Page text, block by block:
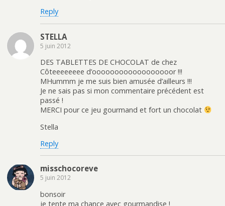
Reply
STELLA
5 juin 2012
DES TABLETTES DE CHOCOLAT de chez
Côteeeeeeee d’oooooooooooooooooor !!!
MHummm je me suis bien amusée d’ailleurs !!!
Je ne sais pas si mon commentaire précédent est
passé !
MERCI pour ce jeu gourmand et fort un chocolat
Stella
Reply
misschocoreve
5 juin 2012
bonsoir
je tente ma chance avec gourmandise !